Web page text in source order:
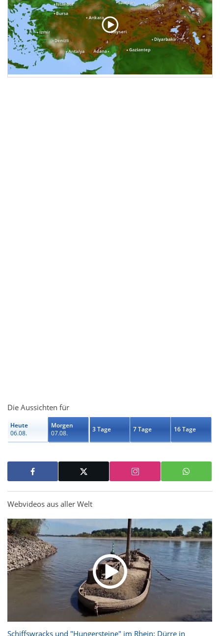
Die Aussichten für
Heute
06.08.
Morgen
07.08.
3 Tage 7 Tage 16 Tage
Webvideos aus aller Welt
Schiffswracks und "Hungersteine" im Rhein: Dürre in